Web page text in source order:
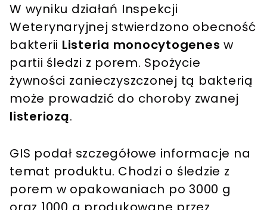
W wyniku działań Inspekcji
Weterynaryjnej stwierdzono obecność
bakterii Listeria monocytogenes w
partii śledzi z porem. Spożycie
żywności zanieczyszczonej tą bakterią
może prowadzić do choroby zwanej
listeriozą.
GIS podał szczegółowe informacje na
temat produktu. Chodzi o śledzie z
porem w opakowaniach po 3000 g